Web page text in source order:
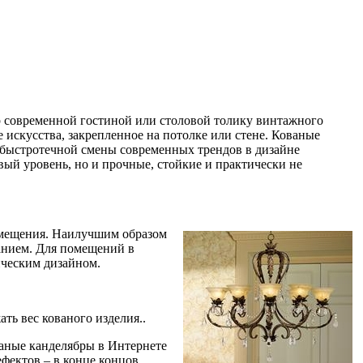
гостиной или столовой толику винтажного
закрепленное на потолке или стене. Кованые
смены современных трендов в дизайне
уровень, но и прочные, стойкие и практически не
Наилучшим образом
Для помещений в
дизайном.
вес кованого изделия..
канделябры в Интернете
– в конце концов,